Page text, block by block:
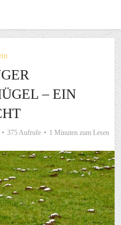
– EIN
375 Aufrufe 1 Minuten zum Lesen